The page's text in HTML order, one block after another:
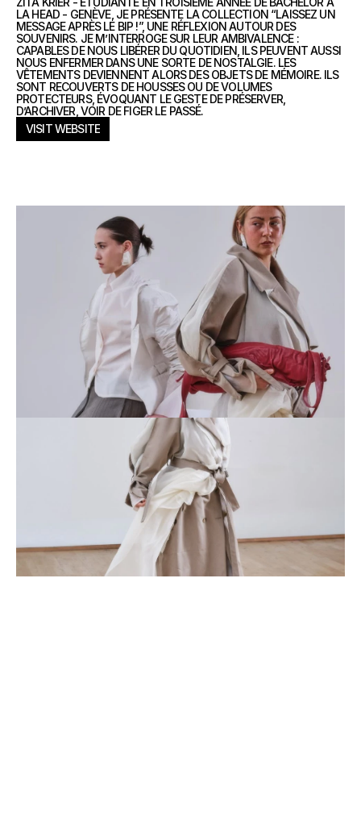
LA HEAD - GENÈVE, JE PRÉSENTE LA COLLECTION “LAISSEZ UN
MESSAGE APRÈS LE BIP !”, UNE RÉFLEXION AUTOUR DES
SOUVENIRS. JE M’INTERROGE SUR LEUR AMBIVALENCE :
CAPABLES DE NOUS LIBÉRER DU QUOTIDIEN, ILS PEUVENT AUSSI
NOUS ENFERMER DANS UNE SORTE DE NOSTALGIE. LES
VÊTEMENTS DEVIENNENT ALORS DES OBJETS DE MÉMOIRE. ILS
SONT RECOUVERTS DE HOUSSES OU DE VOLUMES
PROTECTEURS, ÉVOQUANT LE GESTE DE PRÉSERVER,
D’ARCHIVER, VOIR DE FIGER LE PASSÉ.
VISIT WEBSITE